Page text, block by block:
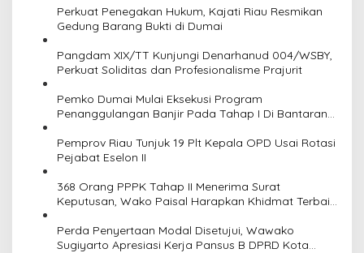
Perkuat Penegakan Hukum, Kajati Riau Resmikan
Gedung Barang Bukti di Dumai
Pangdam XIX/TT Kunjungi Denarhanud 004/WSBY,
Perkuat Soliditas dan Profesionalisme Prajurit
Pemko Dumai Mulai Eksekusi Program
Penanggulangan Banjir Pada Tahap I Di Bantaran
Pemprov Riau Tunjuk 19 Plt Kepala OPD Usai Rotasi
Pejabat Eselon II
368 Orang PPPK Tahap II Menerima Surat
Keputusan, Wako Paisal Harapkan Khidmat Terbaik
Perda Penyertaan Modal Disetujui, Wawako
Sugiyarto Apresiasi Kerja Pansus B DPRD Kota